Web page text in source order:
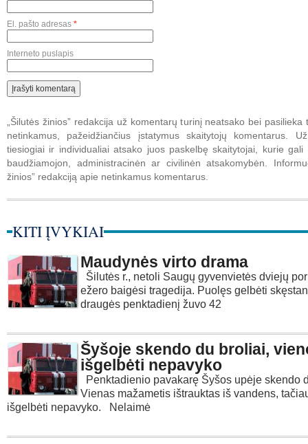
El. pašto adresas *
Interneto puslapis
„Šilutės žinios” redakcija už komentarų turinį neatsako bei pasilieka
netinkamus, pažeidžiančius įstatymus skaitytojų komentarus.
tiesiogiai ir individualiai atsako juos paskelbę skaitytojai, kurie gali
baudžiamojon, administracinėn ar civilinėn atsakomybėn.
žinios” redakciją apie netinkamus komentarus.
KITI ĮVYKIAI
Maudynės virto drama
Šilutės r., netoli Saugų gyvenvietės dviejų
ežero baigėsi tragedija. Puolęs gelbėti
draugės penktadienį žuvo 42
Šyšoje skendo du broliai,
išgelbėti nepavyko
Penktadienio pavakarę Šyšos upėje skendo
Vienas mažametis ištrauktas iš vandens,
išgelbėti nepavyko. Nelaimė